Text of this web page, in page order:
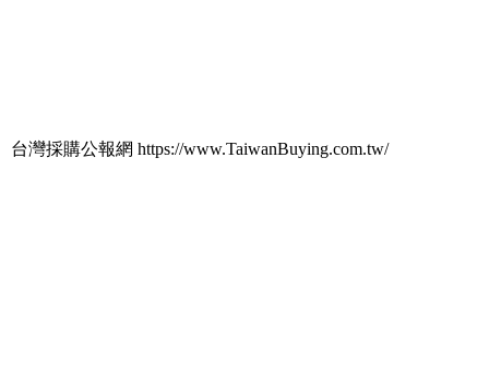
台灣採購公報網 https://www.TaiwanBuying.com.tw/